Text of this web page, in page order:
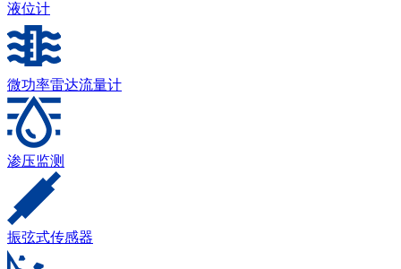
液位计
微功率雷达流量计
渗压监测
振弦式传感器